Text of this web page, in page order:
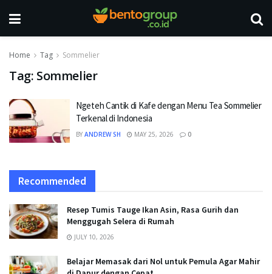
Home Tag Sommelier
Tag: Sommelier
Ngeteh Cantik di Kafe dengan Menu Tea Sommelier
Terkenal di Indonesia
BY ANDREW SH MAY 25, 2026 0
Recommended
Resep Tumis Tauge Ikan Asin, Rasa Gurih dan
Menggugah Selera di Rumah
JULY 10, 2026
Belajar Memasak dari Nol untuk Pemula Agar Mahir